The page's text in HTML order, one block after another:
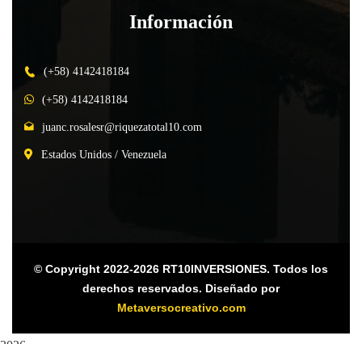
Información
(+58) 4142418184
(+58) 4142418184
juanc.rosalesr@riquezatotal10.com
Estados Unidos / Venezuela
© Copyright 2022-2026 RT10INVERSIONES. Todos los
derechos reservados. Diseñado por
Metaversocreativo.com